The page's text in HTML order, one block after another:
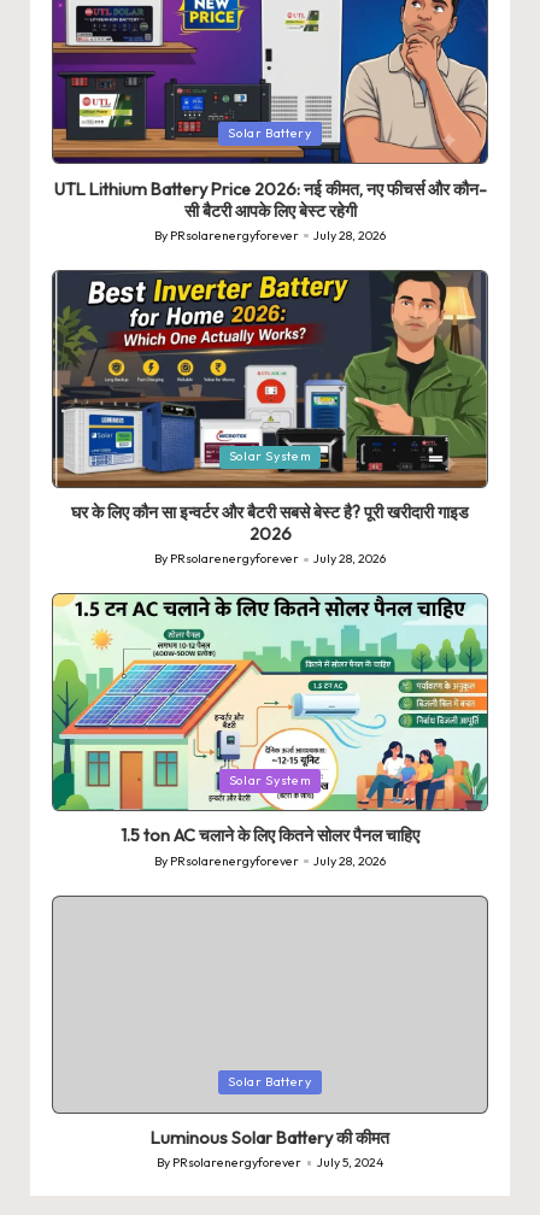
Posted
in
Solar Battery
UTL Lithium Battery Price 2026: नई कीमत, नए फीचर्स और कौन-
सी बैटरी आपके लिए बेस्ट रहेगी
Posted
by
By PRsolarenergyforever July 28, 2026
Posted
in
Solar System
घर के लिए कौन सा इन्वर्टर और बैटरी सबसे बेस्ट है? पूरी खरीदारी गाइड
2026
Posted
by
By PRsolarenergyforever July 28, 2026
Posted
in
Solar System
1.5 ton AC चलाने के लिए कितने सोलर पैनल चाहिए
Posted
By PRsolarenergyforever July 28, 2026
Solar Battery
Luminous Solar Battery की कीमत
Posted
by
By PRsolarenergyforever July 5, 2024